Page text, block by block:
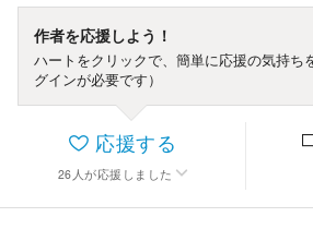
作者を応援しよう！
ハートをクリックで、簡単に応援の気持ち
グインが必要です）
応援する
26 人 が応援しました